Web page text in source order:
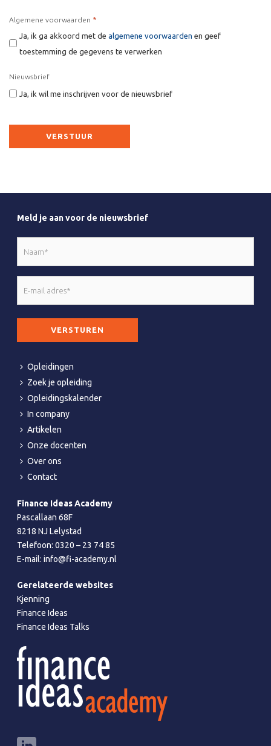
Algemene voorwaarden *
Ja, ik ga akkoord met de algemene voorwaarden en geef
toestemming de gegevens te verwerken
Nieuwsbrief
Ja, ik wil me inschrijven voor de nieuwsbrief
Meld je aan voor de nieuwsbrief
Opleidingen
Zoek je opleiding
Opleidingskalender
In company
Artikelen
Onze docenten
Over ons
Contact
Finance Ideas Academy
Pascallaan 68F
8218 NJ Lelystad
Telefoon:0320 – 23 74 85
E-mail:info@fi-academy.nl
Gerelateerde websites
Kjenning
Finance Ideas
Finance Ideas Talks